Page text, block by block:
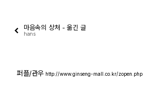
마음속의 상처 - 옮긴 글
hans
퍼플/관우 http://www.ginseng-mall.co.kr/zopen.php